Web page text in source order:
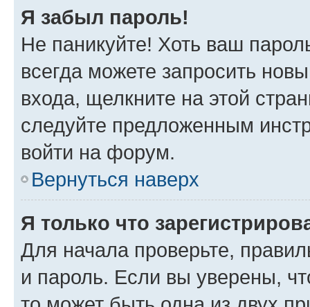
Я забыл пароль!
Не паникуйте! Хоть ваш
всегда можете запросить
входа, щелкните на этой
следуйте предложенным
войти на форум.
Вернуться наверх
Я только что
Для начала проверьте,
и пароль. Если вы уверены,